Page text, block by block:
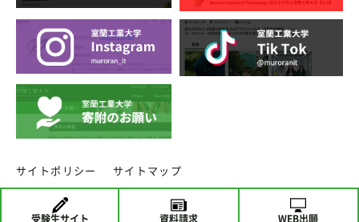
受験生サイト 資料請求 WEB出願
サイトポリシー サイトマップ
copyright ⓒ MURORAN INSTITUTE OF TECHNOLOGY.